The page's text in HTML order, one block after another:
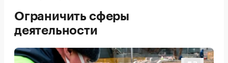
Ограничить сферы
деятельности